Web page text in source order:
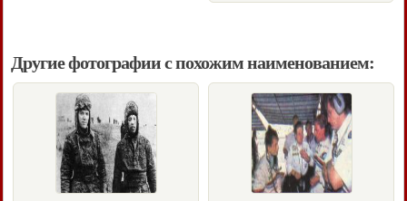
Другие фотографии с похожим наименованием: